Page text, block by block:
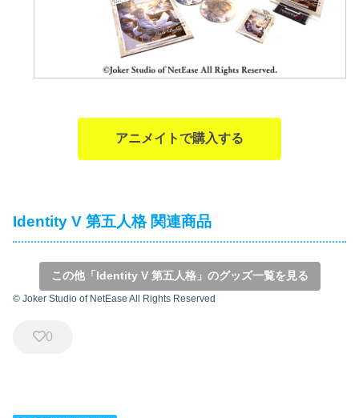
アニメイトで購入する
Identity V 第五人格 関連商品
この他「Identity V 第五人格」のグッズ一覧を見る
© Joker Studio of NetEase All Rights Reserved
0